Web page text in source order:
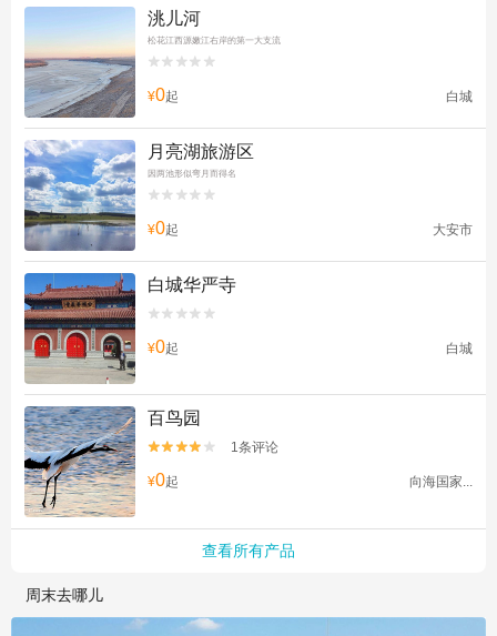
洮儿河
松花江西源嫩江右岸的第一大支流


¥0起 白城
月亮湖旅游区
因两池形似弯月而得名


¥0起 大安市
白城华严寺


¥0起 白城
百鸟园

 1条评论
¥0起 向海国家...
查看所有产品
周末去哪儿